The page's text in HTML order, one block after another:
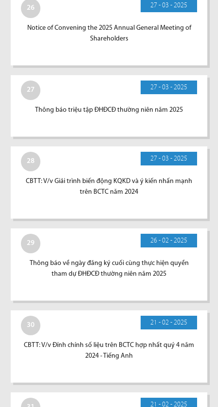
26 27 - 03 - 2025
Notice of Convening the 2025 Annual General Meeting of
Shareholders
27 27 - 03 - 2025
Thông báo triệu tập ĐHĐCĐ thường niên năm 2025
28 27 - 03 - 2025
CBTT: V/v Giải trình biến động KQKD và ý kiến nhấn mạnh
trên BCTC năm 2024
29 26 - 02 - 2025
Thông báo về ngày đăng ký cuối cùng thực hiện quyền
tham dự ĐHĐCĐ thường niên năm 2025
30 21 - 02 - 2025
CBTT: V/v Đính chính số liệu trên BCTC hợp nhất quý 4 năm
2024 - Tiếng Anh
21 - 02 - 2025